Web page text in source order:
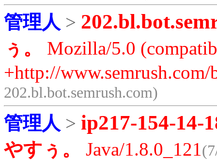
管理人 >
ぅ。
Mozilla/5.0
+http://
202.bl.bot.semrush.com)
管理人 > ip217-154-14-
やすぅ。 Java/1.8.0_121